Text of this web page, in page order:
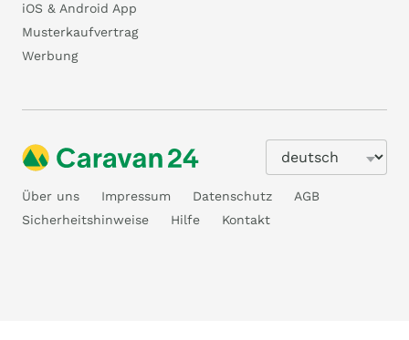
iOS & Android App
Musterkaufvertrag
Werbung
Über uns Impressum Datenschutz
AGB
Sicherheitshinweise
Hilfe Kontakt